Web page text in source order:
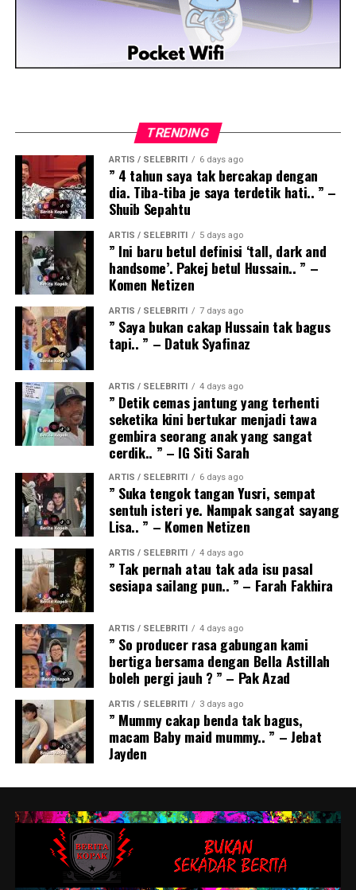
TRENDING
ARTIS / SELEBRITI 6 days ago
” 4 tahun saya tak bercakap dengan
dia. Tiba-tiba je saya terdetik hati.. ” –
Shuib Sepahtu
ARTIS / SELEBRITI 5 days ago
” Ini baru betul definisi ‘tall, dark and
handsome’. Pakej betul Hussain.. ” –
Komen Netizen
ARTIS / SELEBRITI 7 days ago
” Saya bukan cakap Hussain tak bagus
tapi.. ” – Datuk Syafinaz
ARTIS / SELEBRITI 4 days ago
” Detik cemas jantung yang terhenti
seketika kini bertukar menjadi tawa
gembira seorang anak yang sangat
cerdik.. ” – IG Siti Sarah
ARTIS / SELEBRITI 6 days ago
” Suka tengok tangan Yusri, sempat
sentuh isteri ye. Nampak sangat sayang
Lisa.. ” – Komen Netizen
ARTIS / SELEBRITI 4 days ago
” Tak pernah atau tak ada isu pasal
sesiapa sailang pun.. ” – Farah Fakhira
ARTIS / SELEBRITI 4 days ago
” So producer rasa gabungan kami
bertiga bersama dengan Bella Astillah
boleh pergi jauh ? ” – Pak Azad
ARTIS / SELEBRITI 3 days ago
” Mummy cakap benda tak bagus,
macam Baby maid mummy.. ” – Jebat
Jayden